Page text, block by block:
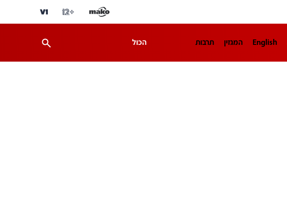
English המגזין תרבות הכול